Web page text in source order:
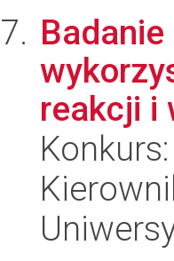
reakcji i
Konkurs: